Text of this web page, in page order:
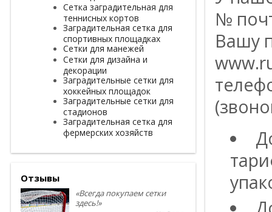
Сетка заградительная для
теннисных кортов
Заградительная сетка для
спортивных площадках
Сетки для манежей
Сетки для дизайна и
декорации
Заградительные сетки для
хоккейных площадок
Заградительные сетки для
стадионов
Заградительная сетка для
фермерских хозяйств
Отзывы
«Всегда покупаем сетки
здесь!»
№
Вашу